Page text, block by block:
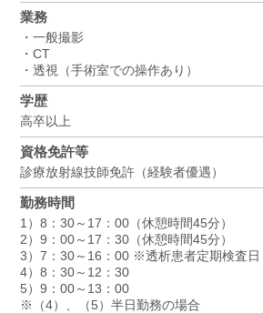
業務
・一般撮影
・CT
・透視（手術室での操作あり）
学歴
高卒以上
資格免許等
診療放射線技師免許（経験者優遇）
勤務時間
1）8：30～17：00（休憩時間45分）
2）9：00～17：30（休憩時間45分）
3）7：30～16：00 ※透析患者定期検査日
4）8：30～12：30
5）9：00～13：00
※（4）、（5）半日勤務の場合